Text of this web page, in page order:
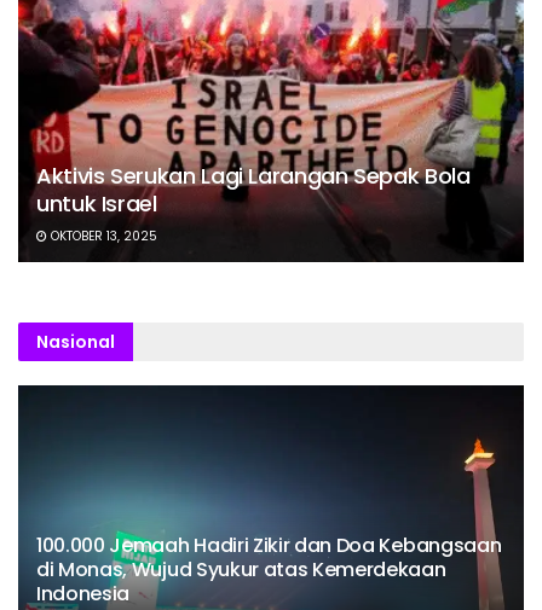
Aktivis Serukan Lagi Larangan Sepak Bola
untuk Israel
OKTOBER 13, 2025
Nasional
100.000 Jemaah Hadiri Zikir dan Doa Kebangsaan
di Monas, Wujud Syukur atas Kemerdekaan
Indonesia